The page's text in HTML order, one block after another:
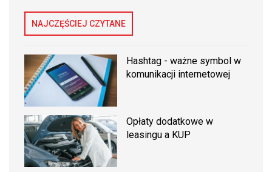
NAJCZĘŚCIEJ CZYTANE
Hashtag - ważne symbol w
komunikacji internetowej
Opłaty dodatkowe w
leasingu a KUP